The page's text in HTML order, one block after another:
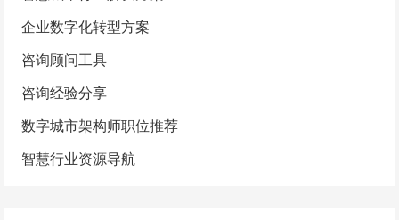
企业数字化转型方案
咨询顾问工具
咨询经验分享
数字城市架构师职位推荐
智慧行业资源导航